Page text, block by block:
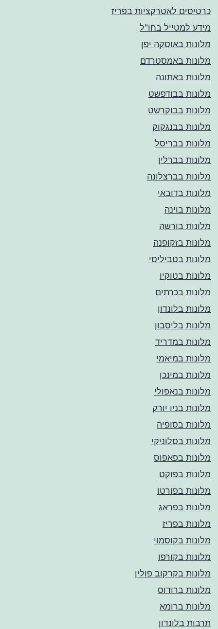
כרטיסים לאטרקציות בפריז
מידע למטייל בחו"ל
מלונות באוסקה יפן
מלונות באמסטרדם
מלונות באתונה
מלונות בבודפשט
מלונות בבוקרשט
מלונות בבנגקוק
מלונות בבריסל
מלונות בברלין
מלונות בברצלונה
מלונות בדובאי
מלונות בוינה
מלונות בורשה
מלונות בזקופנה
מלונות בטביליסי
מלונות בטוקיו
מלונות בכרתים
מלונות בלונדון
מלונות בליסבון
מלונות במדריד
מלונות במיאמי
מלונות במינכן
מלונות בנאפולי
מלונות בניו יורק
מלונות בסופיה
מלונות בסלוניקי
מלונות בפאפוס
מלונות בפוקט
מלונות בפורטו
מלונות בפראג
מלונות בפריז
מלונות בקוסמוי
מלונות בקורפו
מלונות בקרקוב פולין
מלונות ברודוס
מלונות ברומא
תרבות בלונדון